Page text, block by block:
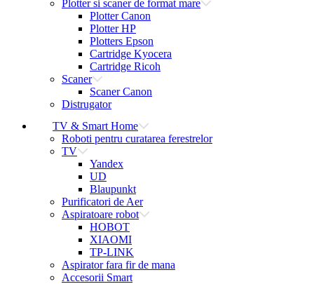
Plotter si scaner de format mare
Plotter Canon
Plotter HP
Plotters Epson
Cartridge Kyocera
Cartridge Ricoh
Scaner
Scaner Canon
Distrugator
TV & Smart Home
Roboti pentru curatarea ferestrelor
TV
Yandex
UD
Blaupunkt
Purificatori de Aer
Aspiratoare robot
HOBOT
XIAOMI
TP-LINK
Aspirator fara fir de mana
Accesorii Smart